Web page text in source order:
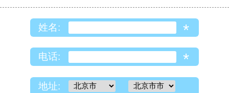
姓名: *
电话: *
地址: